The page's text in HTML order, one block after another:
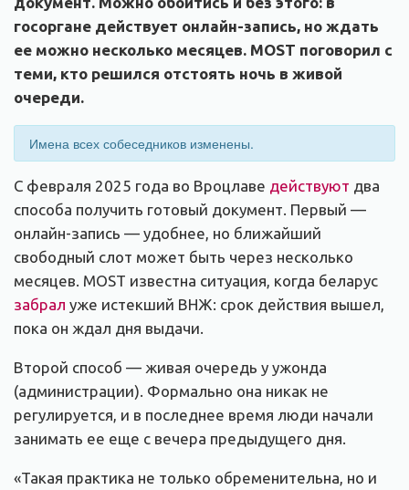
госоргане действует онлайн-запись, но ждать
ее можно несколько месяцев. MOST поговорил с
теми, кто решился отстоять ночь в живой
очереди.
Имена всех собеседников изменены.
С февраля 2025 года во Вроцлаве действуют два
способа получить готовый документ. Первый —
онлайн-запись — удобнее, но ближайший
свободный слот может быть через несколько
месяцев. MOST известна ситуация, когда беларус
забрал уже истекший ВНЖ: срок действия вышел,
пока он ждал дня выдачи.
Второй способ — живая очередь у ужонда
(администрации). Формально она никак не
регулируется, и в последнее время люди начали
занимать ее еще с вечера предыдущего дня.
«Такая практика не только обременительна, но и